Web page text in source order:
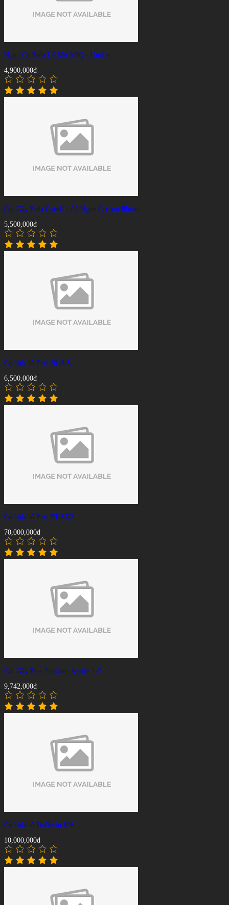
Ngọn Cơ Bida Lỗ Mit MIQ - Uniloc
4,900,000đ
Cơ, Gậy Bida Cueelf - 02 Ngọn Carbon Rhino
5,500,000đ
Cơ bida lỗ Peri 2018-S
6,500,000đ
Cơ bida lỗ Peri PT-SD2
70,000,000đ
Cơ, Gậy Bi-a Predator Aspire 1-2
9,742,000đ
Cơ bida lỗ Dufferin 806
10,000,000đ